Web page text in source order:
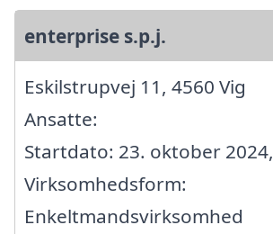
enterprise s.p.j.
Eskilstrupvej 11, 4560 Vig
Ansatte:
Startdato: 23. oktober 2024,
Virksomhedsform:
Enkeltmandsvirksomhed